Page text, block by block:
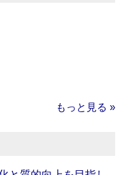
もっと見る »